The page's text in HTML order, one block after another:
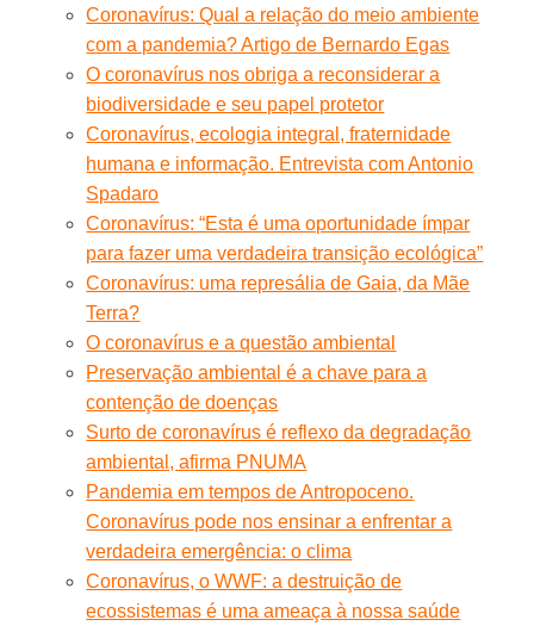
Coronavírus: Qual a relação do meio ambiente
com a pandemia? Artigo de Bernardo Egas
O coronavírus nos obriga a reconsiderar a
biodiversidade e seu papel protetor
Coronavírus, ecologia integral, fraternidade
humana e informação. Entrevista com Antonio
Spadaro
Coronavírus: “Esta é uma oportunidade ímpar
para fazer uma verdadeira transição ecológica”
Coronavírus: uma represália de Gaia, da Mãe
Terra?
O coronavírus e a questão ambiental
Preservação ambiental é a chave para a
contenção de doenças
Surto de coronavírus é reflexo da degradação
ambiental, afirma PNUMA
Pandemia em tempos de Antropoceno.
Coronavírus pode nos ensinar a enfrentar a
verdadeira emergência: o clima
Coronavírus, o WWF: a destruição de
ecossistemas é uma ameaça à nossa saúde